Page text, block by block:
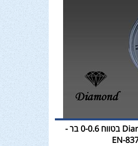
שעון מד לחץ מנומטר Diamond בטווח 0-0.6 בר -